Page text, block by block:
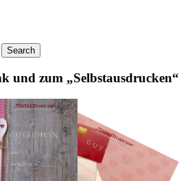
page
Search
und zum „Selbstausdrucken“